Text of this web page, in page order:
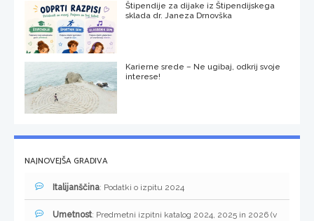
Štipendije za dijake iz Štipendijskega
sklada dr. Janeza Drnovška
Karierne srede – Ne ugibaj, odkrij svoje
interese!
NAJNOVEJŠA GRADIVA
Italijanščina: Podatki o izpitu 2024
Umetnost: Predmetni izpitni katalog 2024, 2025 in 2026 (v